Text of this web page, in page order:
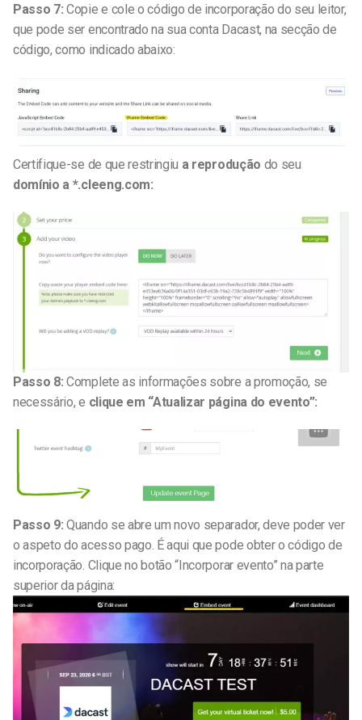
Passo 7:Copie e cole o código de incorporação do seu leitor,
que pode ser encontrado na sua conta Dacast, na secção de
código, como indicado abaixo:
Certifique-se de que restringiu a reprodução do seu
domínio a *.cleeng.com:
Passo 8: Complete as informações sobre a promoção, se
necessário, e clique em “Atualizar página do evento”:
Passo 9:Quando se abre um novo separador, deve poder ver
o aspeto do acesso pago. É aqui que pode obter o código de
incorporação. Clique no botão “Incorporar evento” na parte
superior da página: